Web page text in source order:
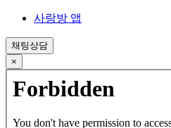
사랑방 앱
채팅상담
×